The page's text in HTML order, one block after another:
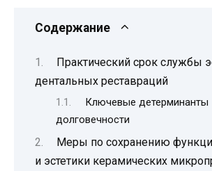
Содержание
Практический срок службы
дентальных реставраций
Ключевые детерминанты
долговечности
Меры по сохранению
и эстетики керамических